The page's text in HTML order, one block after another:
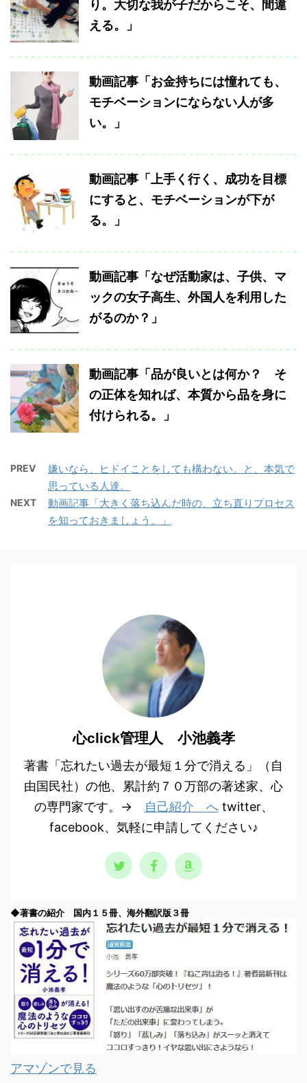
り。大切な我が子だからこそ、間違
える。」
動画記事「お金持ちには憧れても、
モチベーションにならない人が多
い。」
動画記事「上手く行く、成功を目標
にすると、モチベーションが下が
る。」
動画記事「なぜ活動家は、子供、マ
ックの女子高生、外国人を利用した
がるのか？」
動画記事「品が良いとは何か？ そ
の正体を知れば、本質から品を身に
付けられる。」
PREV
嫌いなら、ヒドイことをしても構わない。と、本気で
思っている人達。
NEXT
動画記事「大きく落ち込んだ時の、立ち直りプロセス
を知っておきましょう。」
心click管理人 小池義孝
著書「忘れたい過去が最短１分で消える」（自
由国民社）の他、累計約７０万部の著述家、心
の専門家です。→
自己紹介 へtwitter、
facebook、気軽に申請してください♪
◆著書の紹介 国内１５冊、海外翻訳版３冊
アマゾンで見る